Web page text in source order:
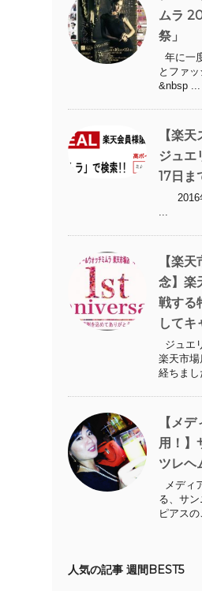
ムラ
祭」
年に一
とファッ
&nbsp ...
【楽
ジュエ
17日ま
2016
...
【楽
念】楽
戦する
してキ
ジュエ
楽天市
経ちま
【メ
用！
ツレヘ
メディ
る、サ
ピアス
人気の記事 週間BEST5